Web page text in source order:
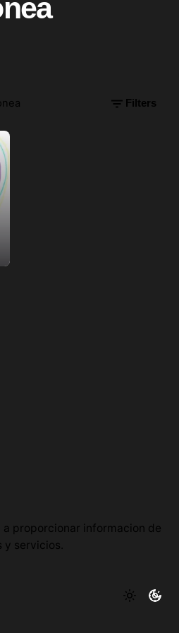
Filters
proporcionar informacion de
y servicios.